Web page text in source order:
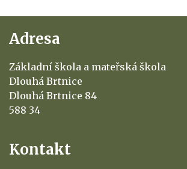
Adresa
Základní škola a mateřská škola
Dlouhá Brtnice
Dlouhá Brtnice 84
588 34
Kontakt